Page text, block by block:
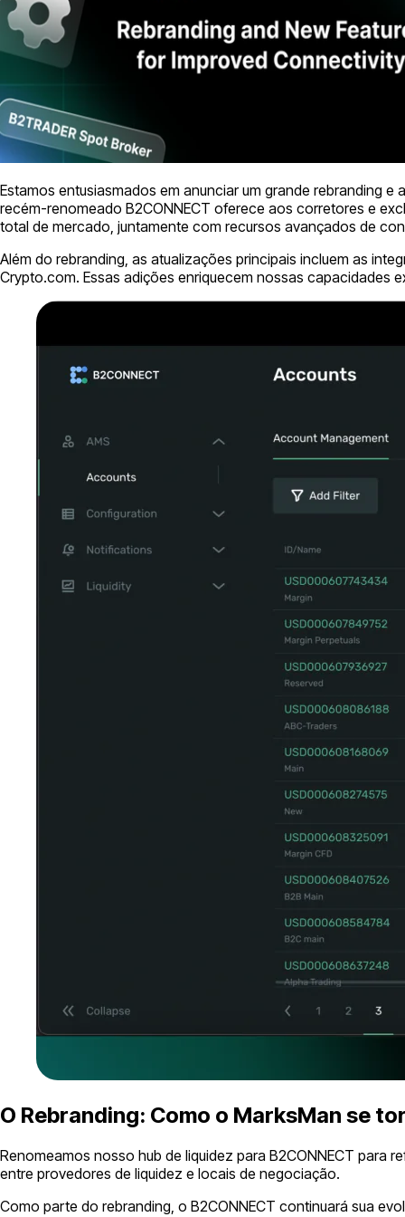
Estamos entusiasmados em anunciar um grande rebranding
recém-renomeado B2CONNECT oferece aos corretores e
total de mercado, juntamente com recursos avançados de
Além do rebranding, as atualizações principais incluem as
Crypto.com. Essas adições enriquecem nossas capacidades
O Rebranding: Como o MarksMan se
Renomeamos nosso hub de liquidez para B2CONNECT
entre provedores de liquidez e locais de negociação.
Como parte do rebranding, o B2CONNECT continuará sua